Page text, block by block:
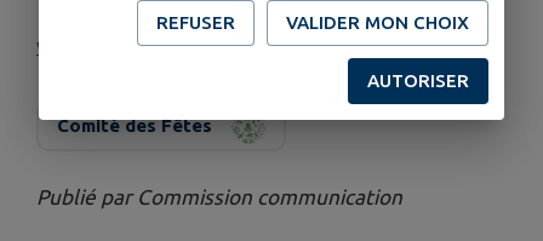
rendez-vous du 7 au 10 août 2026 pour un
week-end de folie🎶🍻🥳
Comité des Fêtes
Publié par Commission communication
REFUSER VALIDER MON CHOIX
AUTORISER